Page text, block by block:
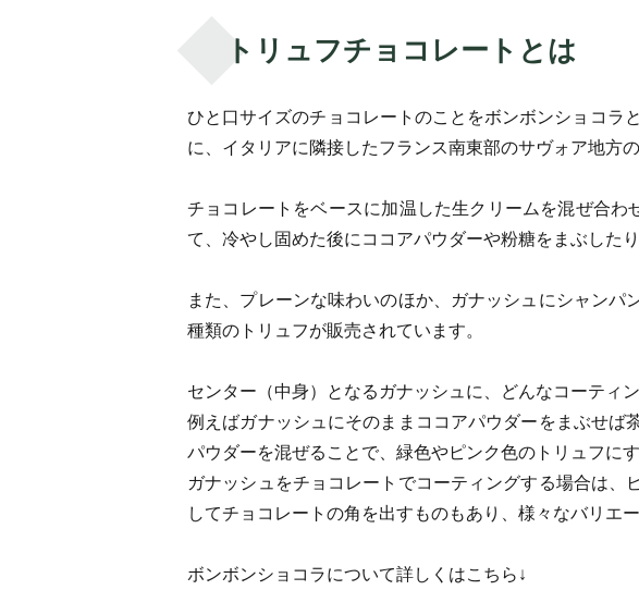
トリュフチョコレートとは
ひと口サイズのチョコレートのことをボンボンショコラ
に、イタリアに隣接したフランス南東部のサヴォア地方
チョコレートをベースに加温した生クリームを混ぜ合わ
て、冷やし固めた後にココアパウダーや粉糖をまぶした
また、プレーンな味わいのほか、ガナッシュにシャン
種類のトリュフが販売されています。
センター（中身）となるガナッシュに、どんなコーティ
例えばガナッシュにそのままココアパウダーをまぶせ
パウダーを混ぜることで、緑色やピンク色のトリュフに
ガナッシュをチョコレートでコーティングする場合は
してチョコレートの角を出すものもあり、様々なバリエ
ボンボンショコラについて詳しくはこちら↓